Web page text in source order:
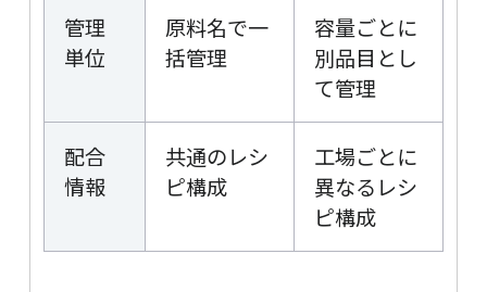
管理
単位
原料名で一
括管理
容量ごとに
別品目とし
て管理
配合
情報
共通のレシ
ピ構成
工場ごとに
異なるレシ
ピ構成